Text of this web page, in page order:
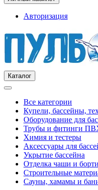
Авторизация
Каталог
Все категории
Купели, бассейны,
Оборудование для
Трубы и фитинги
Химия и тестеры
Аксессуары для
Укрытие бассейна
Отделка чаши и
Строительные
Сауны, хамамы и